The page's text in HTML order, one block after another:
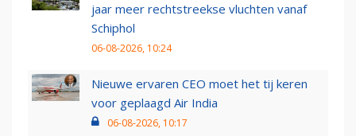
jaar meer rechtstreekse vluchten vanaf
Schiphol
06-08-2026, 10:24
Nieuwe ervaren CEO moet het tij keren
voor geplaagd Air India
06-08-2026, 10:17